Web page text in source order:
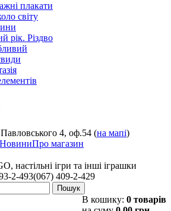
плакати
світу
рік. Різдво
4, оф.54 (на мапі)
НовиниПро магазин
настільні ігри та інші іграшки
2-493(067) 409-2-429
Пошук
В кошику: 0 товарів